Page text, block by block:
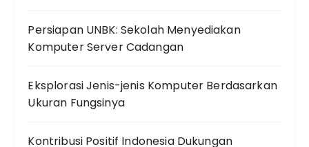
Persiapan UNBK: Sekolah Menyediakan
Komputer Server Cadangan
Eksplorasi Jenis-jenis Komputer Berdasarkan
Ukuran Fungsinya
Kontribusi Positif Indonesia Dukungan